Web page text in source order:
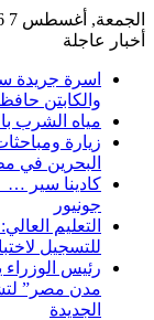
الجمعة, أغسطس 7 2026
أخبار عاجلة
اسرة جريدة
والكابتن
مياه الشرب
زيارة
البحرين في
كادينا سير …
جونيور
التعليم
للتسجيل
رئيس
مدن مصر”
الجديدة